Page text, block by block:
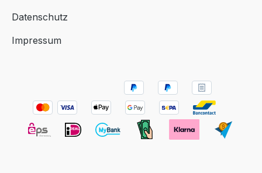
Datenschutz
Impressum